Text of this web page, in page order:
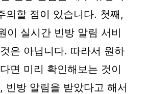
의할 점이 있습니다. 첫째,
이 실시간 빈방 알림 서비
은 아닙니다. 따라서 원하
면 미리 확인해보는 것이
빈방 알림을 받았다고 해서